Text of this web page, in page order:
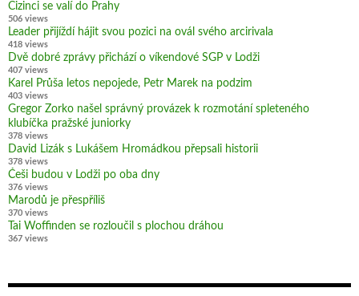
Cizinci se valí do Prahy
506 views
Leader přijíždí hájit svou pozici na ovál svého arcirivala
418 views
Dvě dobré zprávy přichází o víkendové SGP v Lodži
407 views
Karel Průša letos nepojede, Petr Marek na podzim
403 views
Gregor Zorko našel správný provázek k rozmotání spleteného
klubíčka pražské juniorky
378 views
David Lizák s Lukášem Hromádkou přepsali historii
378 views
Češi budou v Lodži po oba dny
376 views
Marodů je přespříliš
370 views
Tai Woffinden se rozloučil s plochou dráhou
367 views